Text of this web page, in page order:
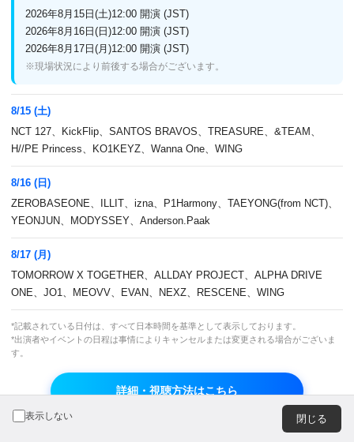
企業情報
プライバシーポリシー
JASRAC 許諾番号
9013278002Y45037
X000470B01L
© CJ ENM Japan Inc. All Rights Reserved.
よりよいエクスペリエンスを提供するため、当ウェブサイト
Cookie の使用を承諾したものとみなされます。詳細につい
てはプライバシーポリシーをご覧ください。
OK
2026年8月15日(土)12:00 開演 (JST)
2026年8月16日(日)12:00 開演 (JST)
2026年8月17日(月)12:00 開演 (JST)
※現場状況により前後する場合がございます。
8/15 (土)
NCT 127、KickFlip、SANTOS BRAVOS、TREASURE、&TEAM、
H//PE Princess、KO1KEYZ、Wanna One、WING
8/16 (日)
ZEROBASEONE、ILLIT、izna、P1Harmony、TAEYONG(from NCT)、
YEONJUN、MODYSSEY、Anderson.Paak
8/17 (月)
TOMORROW X TOGETHER、ALLDAY PROJECT、ALPHA DRIVE
ONE、JO1、MEOVV、EVAN、NEXZ、RESCENE、WING
*記載されている日付は、すべて日本時間を基準として表示しております。
*出演者やイベントの日程は事情によりキャンセルまたは変更される場合がございま
す。
詳細・視聴方法はこちら
表示しない 閉じる